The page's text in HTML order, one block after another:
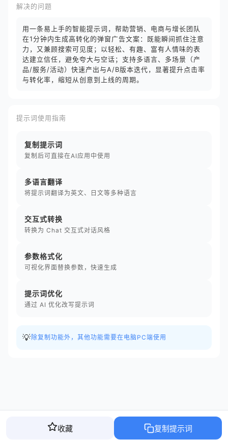
解决的问题
用一条易上手的智能提示词，帮助营销、电商与增长团队
在1分钟内生成高转化的弹窗广告文案：既能瞬间抓住注意
力，又兼顾搜索可见度；以轻松、有趣、富有人情味的表
达建立信任，避免夸大与空话；支持多语言、多场景（产
品/服务/活动）快速产出与A/B版本迭代，显著提升点击率
与转化率，缩短从创意到上线的周期。
提示词使用指南
复制提示词
复制后可直接在AI应用中使用
多语言翻译
将提示词翻译为英文、日文等多种语言
交互式转换
转换为 Chat 交互式对话风格
参数格式化
可视化界面替换参数，快速生成
提示词优化
通过 AI 优化改写提示词
💡 除复制功能外，其他功能需要在电脑PC端使用
收藏 复制提示词